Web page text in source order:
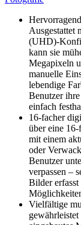
Ausgestattet
(UHD)-
kann sie
Megapixeln
manuelle
lebendige
Benutzer
einfach
16-facher
über eine
mit einem
oder
Benutzer
verpassen –
Bilder
Vielfältige